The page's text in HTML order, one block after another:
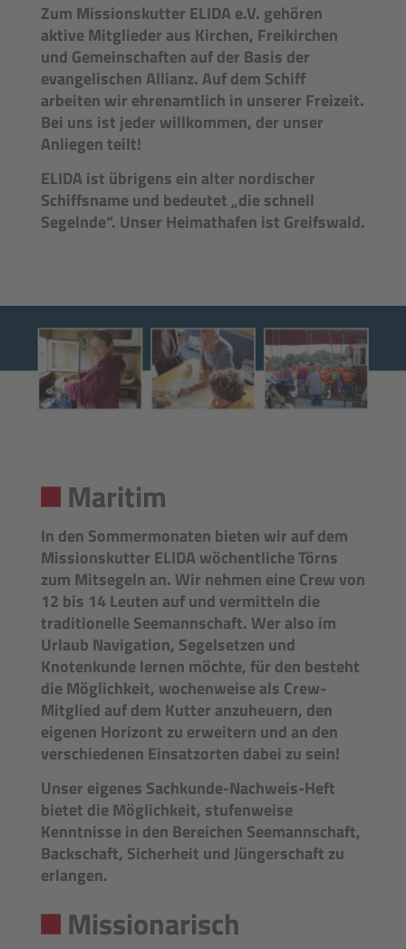
Zum Missionskutter ELIDA e.V. gehören
aktive Mitglieder aus Kirchen, Freikirchen
und Gemeinschaften auf der Basis der
evangelischen Allianz. Auf dem Schiff
arbeiten wir ehrenamtlich in unserer Freizeit.
Bei uns ist jeder willkommen, der unser
Anliegen teilt!
ELIDA ist übrigens ein alter nordischer
Schiffsname und bedeutet „die schnell
Segelnde“. Unser Heimathafen ist Greifswald.
Maritim
In den Sommermonaten bieten wir auf dem
Missionskutter ELIDA wöchentliche Törns
zum Mitsegeln an. Wir nehmen eine Crew von
12 bis 14 Leuten auf und vermitteln die
traditionelle Seemannschaft. Wer also im
Urlaub Navigation, Segelsetzen und
Knotenkunde lernen möchte, für den besteht
die Möglichkeit, wochenweise als Crew-
Mitglied auf dem Kutter anzuheuern, den
eigenen Horizont zu erweitern und an den
verschiedenen Einsatzorten dabei zu sein!
Unser eigenes Sachkunde-Nachweis-Heft
bietet die Möglichkeit, stufenweise
Kenntnisse in den Bereichen Seemannschaft,
Backschaft, Sicherheit und Jüngerschaft zu
erlangen.
Missionarisch